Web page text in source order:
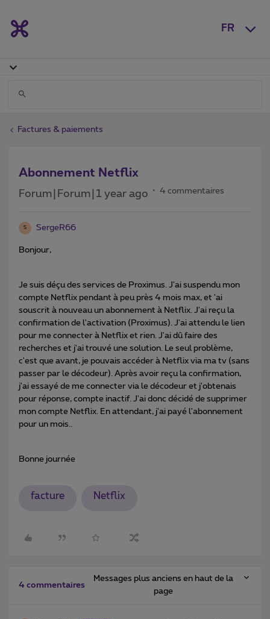
FR
Factures & paiements
Abonnement Netflix
Forum|Forum|1 year ago 4 commentaires
S SergeR66
Bonjour,
Je suis déçu des services de Proximus. J'ai suspendu mon
compte Netflix pendant à peu près 4 mois max, et 'ai
souscrit à nouveau un abonnement à Netflix. J'ai reçu la
confirmation de l'activation (Proximus). J'ai attendu le lien
pour me connecter à Netflix et rien. J'ai dû faire des
recherches et j'ai trouvé une solution. Le seul problème,
c'est que avant, je pouvais accéder à Netflix via ma tv (sans
passer par le décodeur). Après avoir reçu la confirmation,
j'ai essayé de me connecter via le décodeur et j'obtenais
pour réponse, compte inactif. J'ai donc décidé de supprimer
mon compte Netflix. En attendant, j'ai payé l'abonnement
pour un mois..
Bonne journée
facture Netflix
4 commentaires
Messages plus anciens en haut de la
page